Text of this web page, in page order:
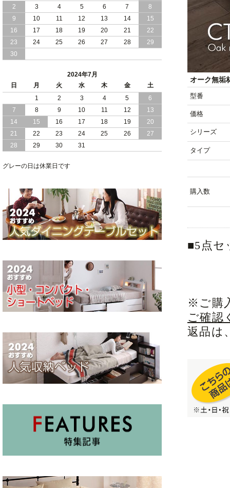
オーク無垢
型番
価格
シリーズ
タイプ
購入数
■5点セ
※ご購
ご確認
返品は
2024/04/23
すのこ の 床板 簡単 軽い コンパクトな
大容量 収納 跳ね上げ式 ベッド
2024/03/28
おすすめ クイーン キング ワイドキング
サイズ で 通気性ある すのこ仕様 大容
畳 仕様 で 敷き布団 が使える 引き出し
収納 付き 大容量 チェスト ベッド 日本
製 ヘッドボードなし
2024/02/23
畳 の 床面 で 敷き布団 で 寝られる 引き
出し 収納庫 付 大容量 チェスト ベッド
日本製
し 収納庫 付き チェスト ベッド 日本製
2
3 4 5 6 7
8
9
10 11 12 13 14
15
16
17 18 19 20 21
22
23
24 25 26 27 28
29
30
2024年7月
日
月 火 水 木 金
土
1
2 3 4 5
6
7
8 9 10 11 12
13
14
15 16 17 18 19
20
21
22 23 24 25 26
27
28
29 30 31
グレーの日は休業日です